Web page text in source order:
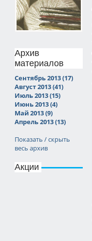
Архив
материалов
Сентябрь 2013 (17)
Август 2013 (41)
Июль 2013 (15)
Июнь 2013 (4)
Май 2013 (9)
Апрель 2013 (13)
Показать / скрыть
весь архив
Акции